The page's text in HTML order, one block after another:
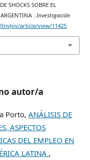
SHOCKS SOBRE EL
. Investigación
article/view/11425
autor/a
Porto,ANÁLISIS DE
ASPECTOS
DEL EMPLEO EN
LATINA ,